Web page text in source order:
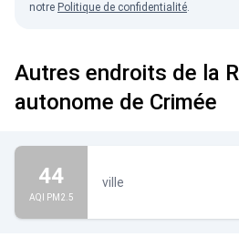
notre Politique de confidentialité.
Autres endroits de la
autonome de Crimée
44
AQI PM2.5
ville